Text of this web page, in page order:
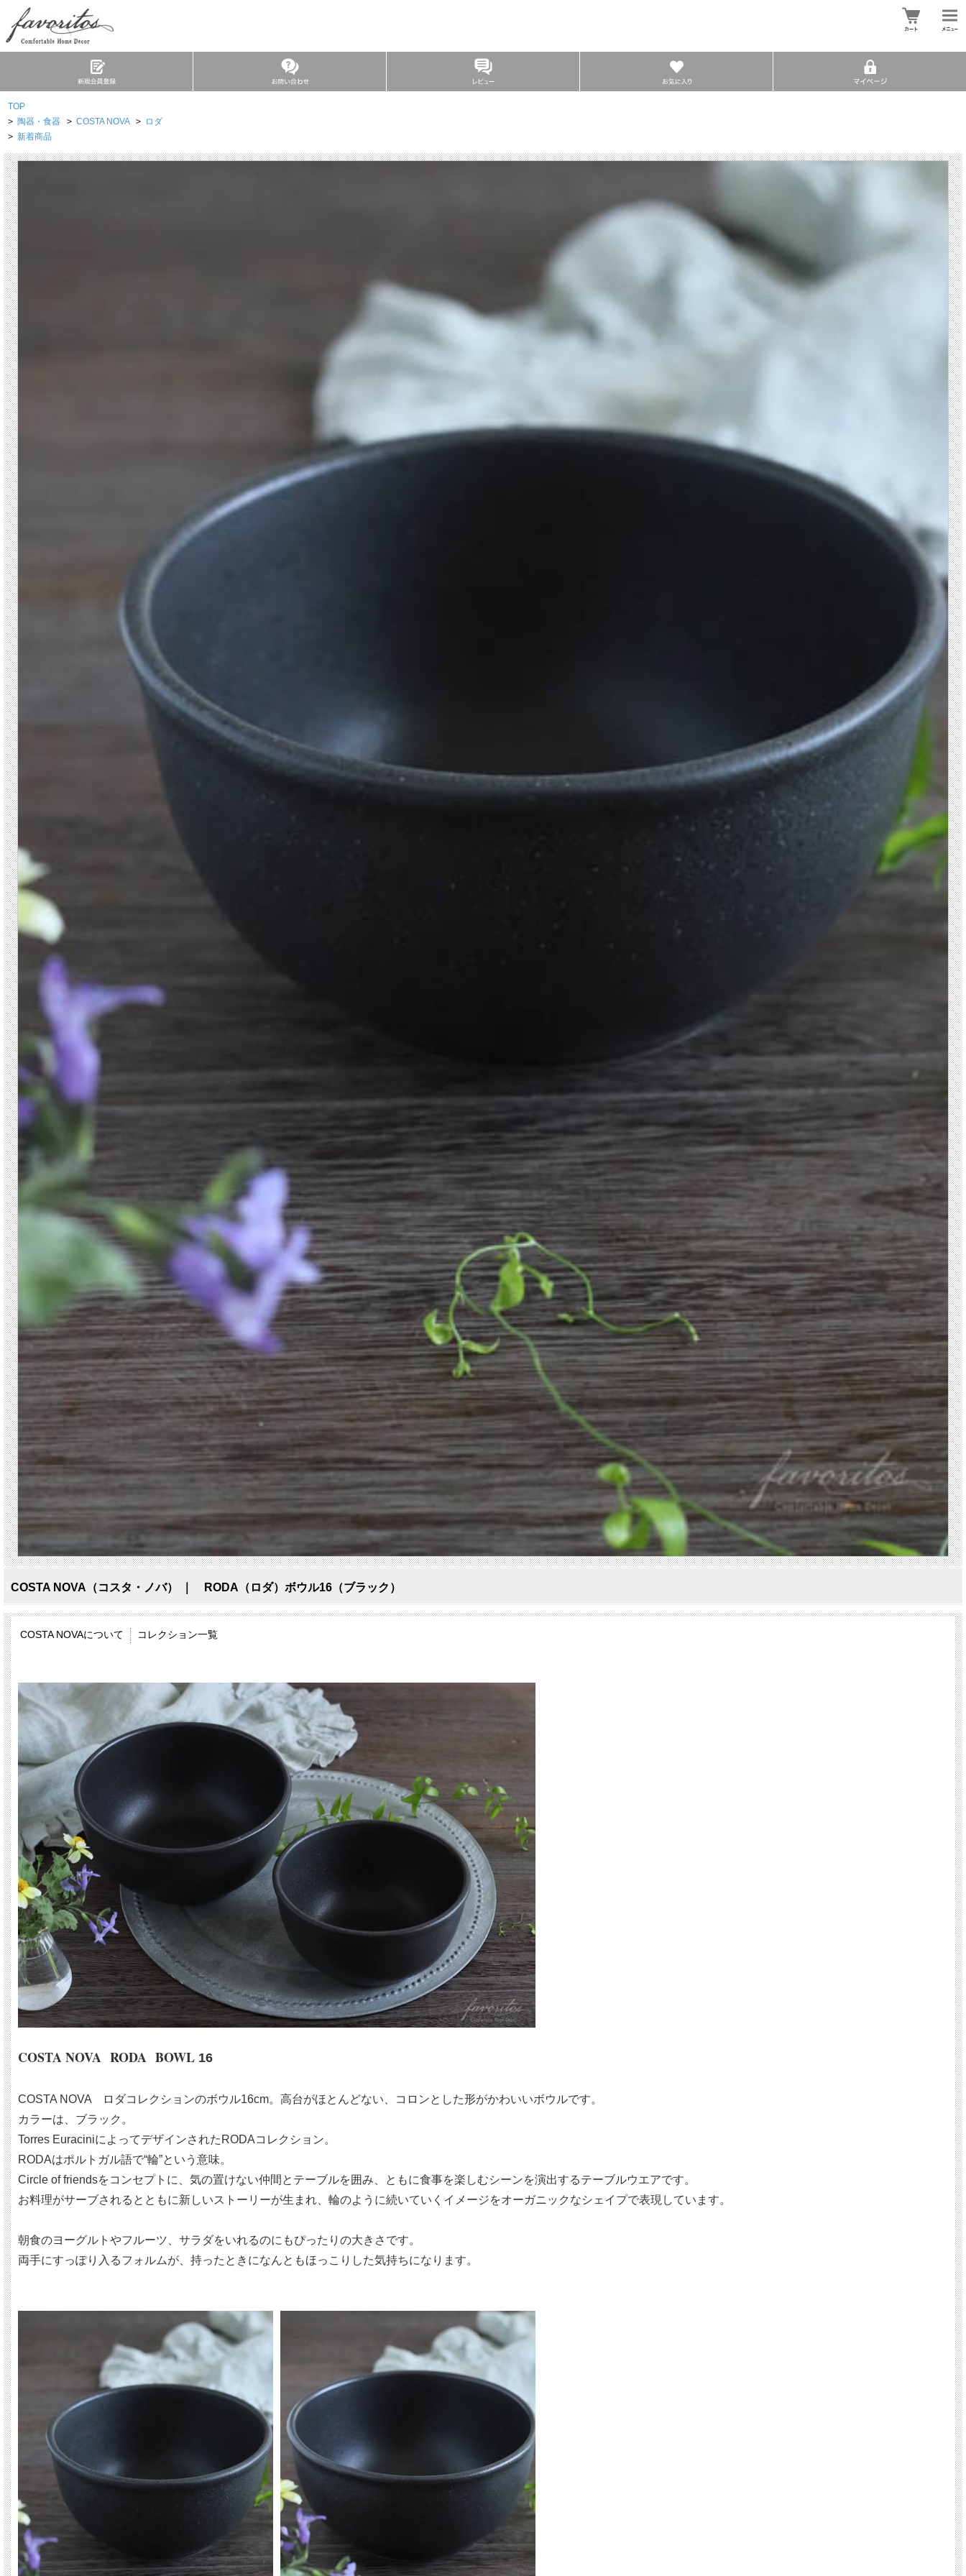
TOP
> 陶器・食器 > COSTA NOVA > ロダ
> 新着商品
COSTA NOVA（コスタ・ノバ） ｜ RODA（ロダ）ボウル16（ブラック）
COSTA NOVAについて コレクション一覧
COSTA NOVA RODA BOWL 16
COSTA NOVA ロダコレクションのボウル16cm。高台がほとんどない、コロンとした形がかわいいボウルです。
カラーは、ブラック。
Torres EuraciniによってデザインされたRODAコレクション。
RODAはポルトガル語で“輪”という意味。
Circle of friendsをコンセプトに、気の置けない仲間とテーブルを囲み、ともに食事を楽しむシーンを演出するテーブルウエアです。
お料理がサーブされるとともに新しいストーリーが生まれ、輪のように続いていくイメージをオーガニックなシェイプで表現しています。
朝食のヨーグルトやフルーツ、サラダをいれるのにもぴったりの大きさです。
両手にすっぽり入るフォルムが、持ったときになんともほっこりした気持ちになります。